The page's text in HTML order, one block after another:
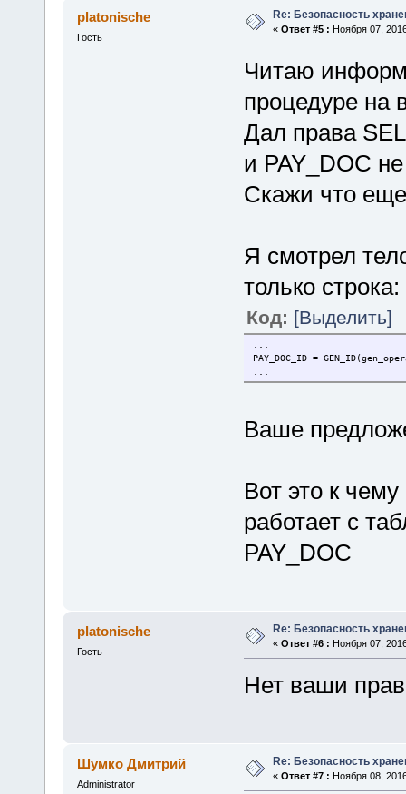
platonische
Гость
Re: Безопасность
« Ответ #5 : Ноября 07,
Читаю
процедуре на
Дал права
и PAY_DOC
Скажи что
Я смотрел
только строка:
Код: [Выделить]
PAY_DOC_ID =
Ваше
Вот это к
работает с
PAY_DOC
platonische
Гость
Re: Безопасность
« Ответ #6 : Ноября 07,
Нет ваши
Шумко Дмитрий
Administrator
Re: Безопасность
« Ответ #7 : Ноября 08,